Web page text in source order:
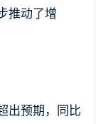
推动了增
出预期，同比